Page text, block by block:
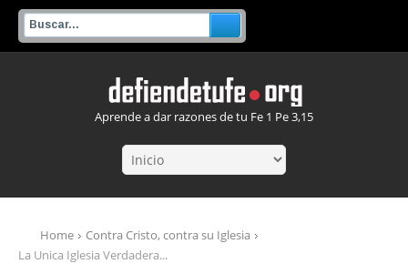
Aprende a dar razones de tu Fe 1 Pe 3,15
Home
Contra Cristo, contra su Iglesia
La Unica Iglesia Verdadera...